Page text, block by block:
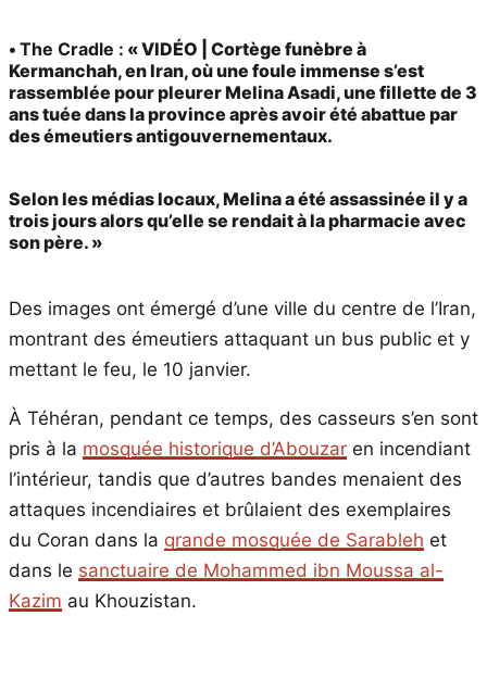
• The Cradle : « VIDÉO | Cortège funèbre à
Kermanchah, en Iran, où une foule immense s’est
rassemblée pour pleurer Melina Asadi, une fillette de 3
ans tuée dans la province après avoir été abattue par
des émeutiers antigouvernementaux.
Selon les médias locaux, Melina a été assassinée il y a
trois jours alors qu’elle se rendait à la pharmacie avec
son père. »
Des images ont émergé d’une ville du centre de l’Iran,
montrant des émeutiers attaquant un bus public et y
mettant le feu, le 10 janvier.
À Téhéran, pendant ce temps, des casseurs s’en sont
pris à la mosquée historique d’Abouzar en incendiant
l’intérieur, tandis que d’autres bandes menaient des
attaques incendiaires et brûlaient des exemplaires
du Coran dans la grande mosquée de Sarableh et
dans le sanctuaire de Mohammed ibn Moussa al-
Kazim au Khouzistan.